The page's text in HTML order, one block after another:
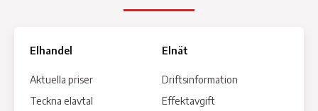
Elhandel
Aktuella priser
Teckna elavtal
Elnät
Driftsinformation
Effektavgift